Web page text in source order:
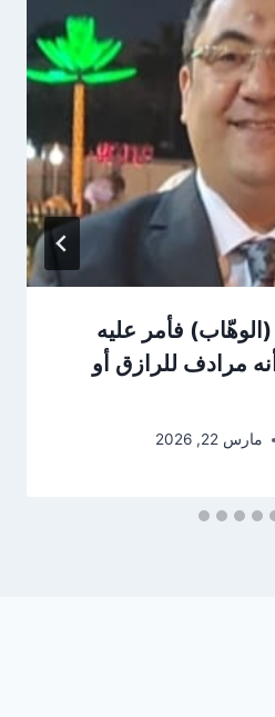
فأمر عليه
مرادف للرازق أو
مارس 22, 2026